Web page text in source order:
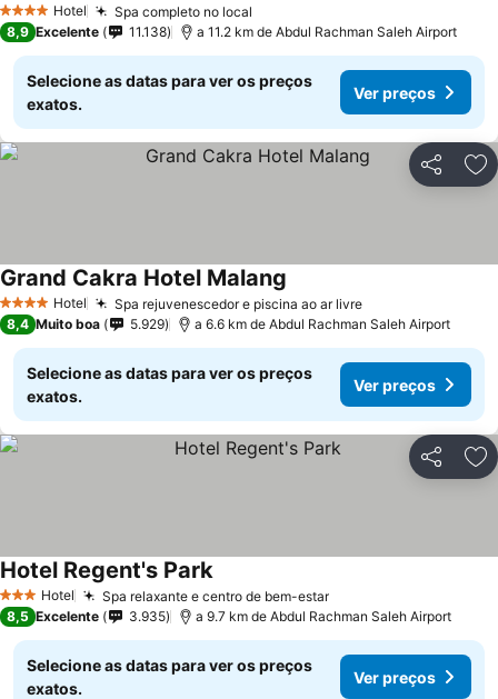
4 EstrelasHotel Spa completo no local
8,9 Excelente 11.138 a 11.2 km de Abdul Rachman Saleh Airport
Selecione as datas para ver os preços
exatos.
Ver preços
Partilhar
4 EstrelasHotel Spa rejuvenescedor e piscina ao ar livre
Grand Cakra Hotel Malang
8,4 Muito boa 5.929 a 6.6 km de Abdul Rachman Saleh Airport
Selecione as datas para ver os preços
exatos.
Ver preços
Partilhar
3 EstrelasHotel Spa relaxante e centro de bem-estar
Hotel Regent's Park
8,5 Excelente 3.935 a 9.7 km de Abdul Rachman Saleh Airport
Selecione as datas para ver os preços
exatos.
Ver preços